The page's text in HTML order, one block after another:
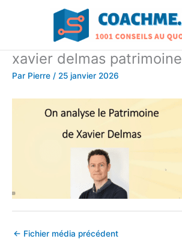
xavier delmas patrimoine
Par Pierre / 25 janvier 2026
← Fichier média précédent